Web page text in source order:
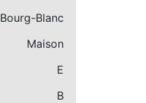
Bourg-Blanc
Maison
E
B